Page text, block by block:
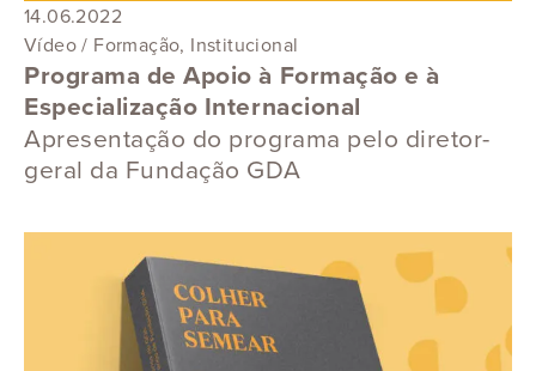
14.06.2022
Vídeo / Formação, Institucional
Programa de Apoio à Formação e à
Especialização Internacional
Apresentação do programa pelo diretor-
geral da Fundação GDA